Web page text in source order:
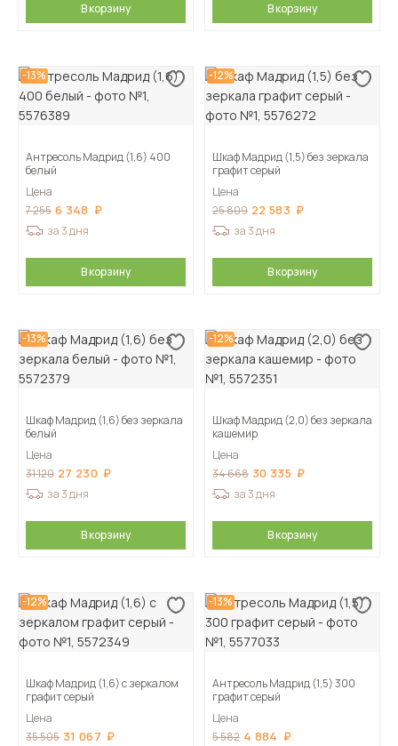
В корзину В корзину
-13%
Антресоль Мадрид (1,6) 400
белый
Цена
7 255 6 348
за 3 дня
В корзину
-12%
Шкаф Мадрид (1,5) без зеркала
графит серый
Цена
25 809 22 583
за 3 дня
В корзину
-13%
Шкаф Мадрид (1,6) без зеркала
белый
Цена
31 120 27 230
за 3 дня
В корзину
-12%
Шкаф Мадрид (2,0) без зеркала
кашемир
Цена
34 668 30 335
за 3 дня
В корзину
-12%
Шкаф Мадрид (1,6) с зеркалом
графит серый
Цена
35 505 31 067
-13%
Антресоль Мадрид (1,5) 300
графит серый
Цена
5 582 4 884